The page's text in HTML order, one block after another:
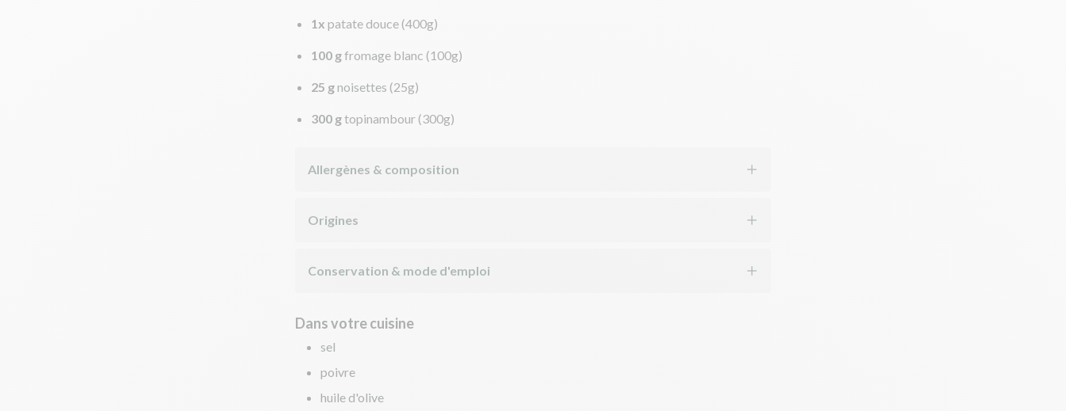
1x patate douce (400g)
100 gfromage blanc (100g)
25 gnoisettes (25g)
300 gtopinambour (300g)
Allergènes & composition
Origines
Conservation & mode d'emploi
Dans votre cuisine
sel
poivre
huile d'olive